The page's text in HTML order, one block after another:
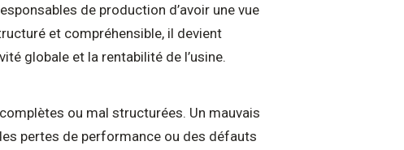
de production d’avoir une vue
et compréhensible, il devient
globale et la rentabilité de l’usine.
ou mal structurées. Un mauvais
pertes de performance ou des défauts